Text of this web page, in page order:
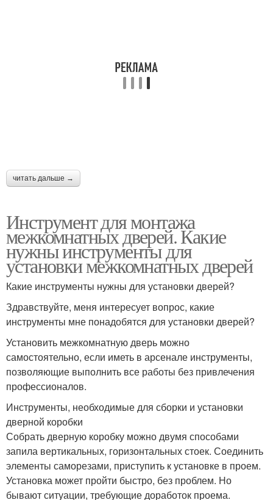
читать дальше →
Инструмент для монтажа
межкомнатных дверей. Какие
нужны инструменты для
установки межкомнатных дверей
Какие инструменты нужны для установки дверей?
Здравствуйте, меня интересует вопрос, какие
инструменты мне понадобятся для установки дверей?
Установить межкомнатную дверь можно
самостоятельно, если иметь в арсенале инструменты,
позволяющие выполнить все работы без привлечения
профессионалов.
Инструменты, необходимые для сборки и установки
дверной коробки
Собрать дверную коробку можно двумя способами
запила вертикальных, горизонтальных стоек. Соединить
элементы саморезами, приступить к установке в проем.
Установка может пройти быстро, без проблем. Но
бывают ситуации, требующие доработок проема.